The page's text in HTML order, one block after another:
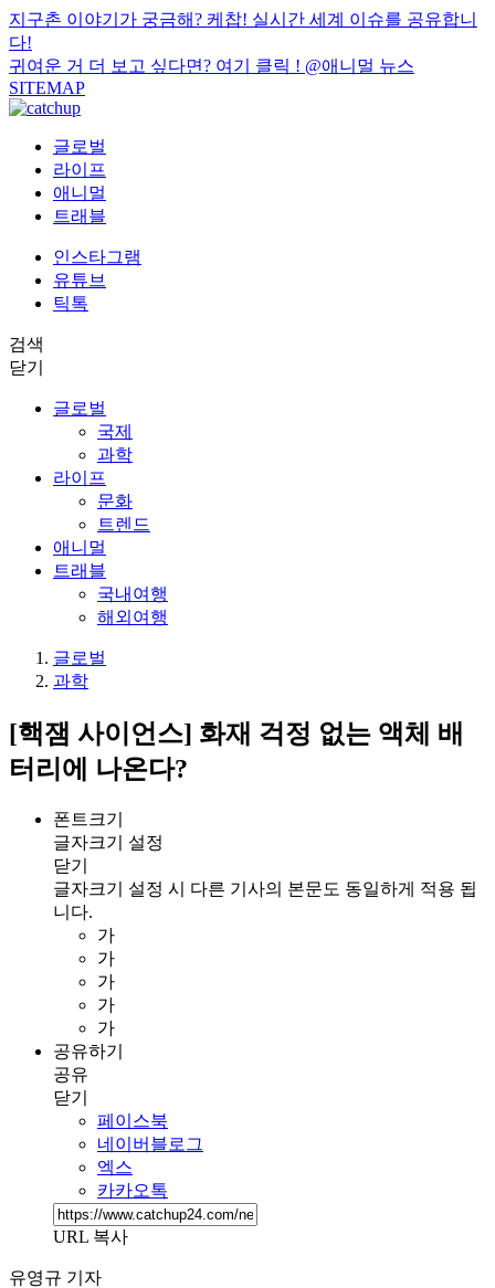
지구촌 이야기가 궁금해? 케찹! 실시간 세계 이슈를 공유합니
다!
귀여운 거 더 보고 싶다면? 여기 클릭 ! @애니멀 뉴스
SITEMAP
글로벌
라이프
애니멀
트래블
인스타그램
유튜브
틱톡
검색
닫기
글로벌
국제
과학
라이프
문화
트렌드
애니멀
트래블
국내여행
해외여행
글로벌
과학
[핵잼 사이언스] 화재 걱정 없는 액체 배
터리에 나온다?
폰트크기
글자크기 설정
닫기
글자크기 설정 시 다른 기사의 본문도 동일하게 적용 됩
니다.
가
가
가
가
가
공유하기
공유
닫기
페이스북
네이버블로그
엑스
카카오톡
URL 복사
유영규 기자